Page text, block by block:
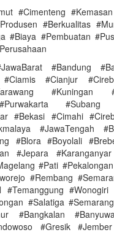
#Cimenteng
#Berkualitas
#Biaya #Pembuatan
#Bandung
#Cianjur
#Kuningan
#Subang
#Bekasi #Cimahi
#JawaTengah
#Blora #Boyolali
#Jepara
#Pati
#Rembang
#Temanggung #Wonogiri
#Salatiga
#Bangkalan
#Gresik